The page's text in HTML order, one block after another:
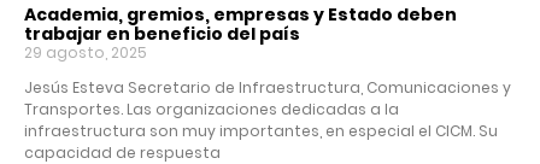
Academia, gremios, empresas y Estado deben
trabajar en beneficio del país
29 agosto, 2025
Jesús Esteva Secretario de Infraestructura, Comunicaciones y
Transportes. Las organizaciones dedicadas a la
infraestructura son muy importantes, en especial el CICM. Su
capacidad de respuesta